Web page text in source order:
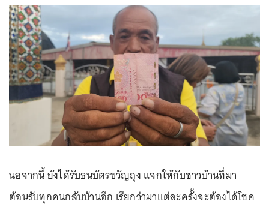
นอจากนี้ ยังได้รับธนบัตรขวัญถุง แจกให้กับชาวบ้านที่มา
ต้อนรับทุกคนกลับบ้านอีก เรียกว่ามาแต่ละครั้งจะต้องได้โชค